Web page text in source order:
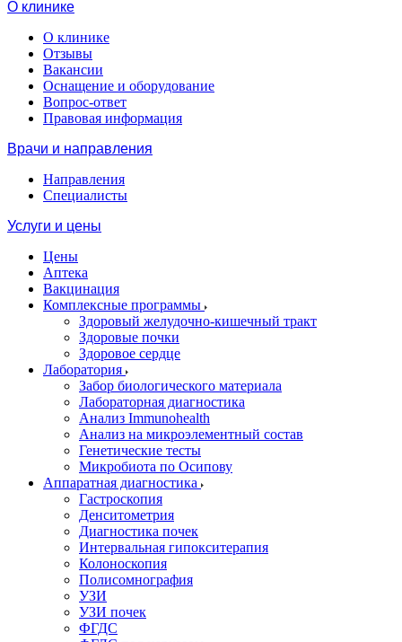
О клинике
О клинике
Отзывы
Вакансии
Оснащение и оборудование
Вопрос-ответ
Правовая информация
Врачи и направления
Направления
Специалисты
Услуги и цены
Цены
Аптека
Вакцинация
Комплексные программы
Здоровый желудочно-кишечный тракт
Здоровые почки
Здоровое сердце
Лаборатория
Забор биологического материала
Лабораторная диагностика
Анализ Immunohealth
Анализ на микроэлементный состав
Генетические тесты
Микробиота по Осипову
Аппаратная диагностика
Гастроскопия
Денситометрия
Диагностика почек
Интервальная гипокситерапия
Колоноскопия
Полисомнография
УЗИ
УЗИ почек
ФГДС